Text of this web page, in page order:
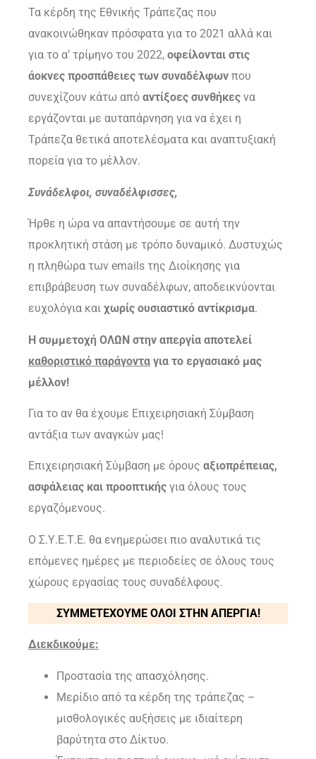
Τα κέρδη της Εθνικής Τράπεζας που
ανακοινώθηκαν πρόσφατα για το 2021 αλλά και
για το α’ τρίμηνο του 2022, οφείλονται στις
άοκνες προσπάθειες των συναδέλφων που
συνεχίζουν κάτω από αντίξοες συνθήκες να
εργάζονται με αυταπάρνηση για να έχει η
Τράπεζα θετικά αποτελέσματα και αναπτυξιακή
πορεία για το μέλλον.
Συνάδελφοι, συναδέλφισσες,
Ήρθε η ώρα να απαντήσουμε σε αυτή την
προκλητική στάση με τρόπο δυναμικό. Δυστυχώς
η πληθώρα των emails της Διοίκησης για
επιβράβευση των συναδέλφων, αποδεικνύονται
ευχολόγια και χωρίς ουσιαστικό αντίκρισμα.
Η συμμετοχή ΟΛΩΝ στην απεργία αποτελεί
καθοριστικό παράγοντα για το εργασιακό μας
μέλλον!
Για το αν θα έχουμε Επιχειρησιακή Σύμβαση
αντάξια των αναγκών μας!
Επιχειρησιακή Σύμβαση με όρους αξιοπρέπειας,
ασφάλειας και προοπτικής για όλους τους
εργαζόμενους.
Ο Σ.Υ.Ε.Τ.Ε. θα ενημερώσει πιο αναλυτικά τις
επόμενες ημέρες με περιοδείες σε όλους τους
χώρους εργασίας τους συναδέλφους.
ΣΥΜΜΕΤΕΧΟΥΜΕ ΟΛΟΙ ΣΤΗΝ ΑΠΕΡΓΙΑ!
Διεκδικούμε:
Προστασία της απασχόλησης.
Μερίδιο από τα κέρδη της τράπεζας –
μισθολογικές αυξήσεις με ιδιαίτερη
βαρύτητα στο Δίκτυο.